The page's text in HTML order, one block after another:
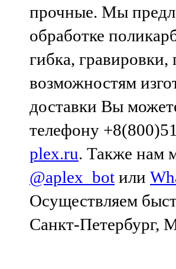
прочные. Мы
обработке
гибка,
возможностям
доставки Вы
телефону
plex.ru. Также нам
@aplex_bot или
Осуществляем
Санкт-Петербург,